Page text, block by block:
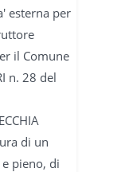
esterna per
il Comune
n. 28 del
di un
pieno, di